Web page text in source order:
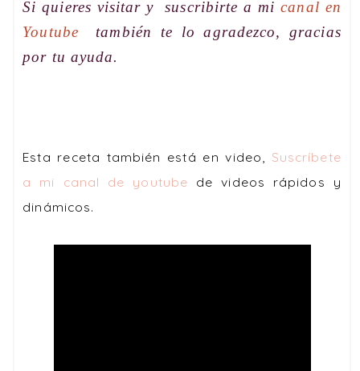
Si quieres visitar y suscribirte a micanal en
Youtube también te lo agradezco, gracias
por tu ayuda.
Esta receta también está en video, Suscríbete
a mi canal de youtube de videos rápidos y
dinámicos.